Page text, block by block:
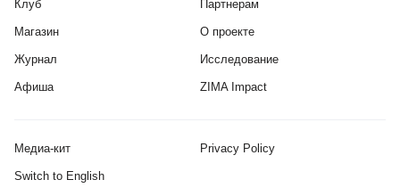
Клуб
Магазин
Журнал
Афиша
Партнерам
О проекте
Исследование
ZIMA Impact
Медиа-кит Privacy Policy
Switch to English